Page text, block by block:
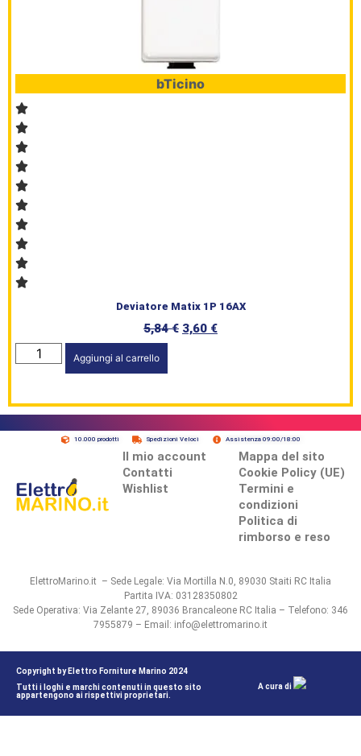
bTicino
Deviatore Matix 1P 16AX
5,84€ 3,60 €
Aggiungi al carrello
10.000 prodotti Spedizioni Veloci Assistenza 09:00/18:00
Il mio account
Contatti
Wishlist
Mappa del sito
Cookie Policy (UE)
Termini e
condizioni
Politica di
rimborso e reso
ElettroMarino.it – Sede Legale: Via Mortilla N.0, 89030 Staiti RC Italia
Partita IVA: 03128350802
Sede Operativa: Via Zelante 27, 89036 Brancaleone RC Italia – Telefono: 346
7955879 – Email: info@elettromarino.it
Copyright by Elettro Forniture Marino 2024
Tutti i loghi e marchi contenuti in questo sito
appartengono ai rispettivi proprietari.
A cura di